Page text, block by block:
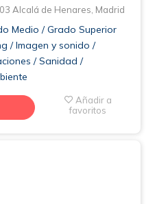
Alcalá de Henares, Madrid
Medio / Grado Superior
/ Imagen y sonido /
/ Sanidad /
Añadir a
favoritos